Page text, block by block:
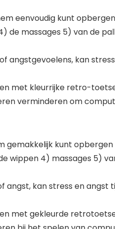
eenvoudig kunt
de massages 5) van de
angstgevoelens, kan
met kleurrijke retro-
verminderen om
gemakkelijk kunt
wippen 4) massages 5)
angst, kan stress en
met gekleurde